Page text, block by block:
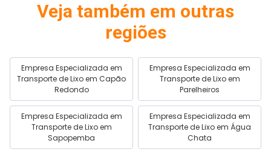
Veja também em outras
regiões
Empresa Especializada em
Transporte de Lixo em Capão
Redondo
Empresa Especializada em
Transporte de Lixo em
Parelheiros
Empresa Especializada em
Transporte de Lixo em
Sapopemba
Empresa Especializada em
Transporte de Lixo em Água
Chata